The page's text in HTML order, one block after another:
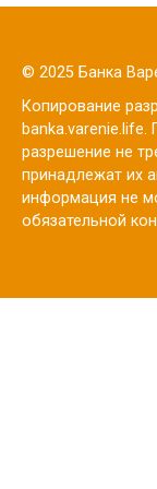
© 2025 Банка
Копирование
разрешение не
принадлежат их
информация не
обязательной